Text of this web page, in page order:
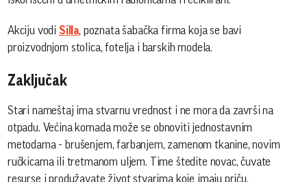
Akciju vodi Silla, poznata šabačka firma koja se bavi
proizvodnjom stolica, fotelja i barskih modela.
Zaključak
Stari nameštaj ima stvarnu vrednost i ne mora da završi na
otpadu. Većina komada može se obnoviti jednostavnim
metodama - brušenjem, farbanjem, zamenom tkanine, novim
ručkicama ili tretmanom uljem. Time štedite novac, čuvate
resurse i produžavate život stvarima koje imaju priču.